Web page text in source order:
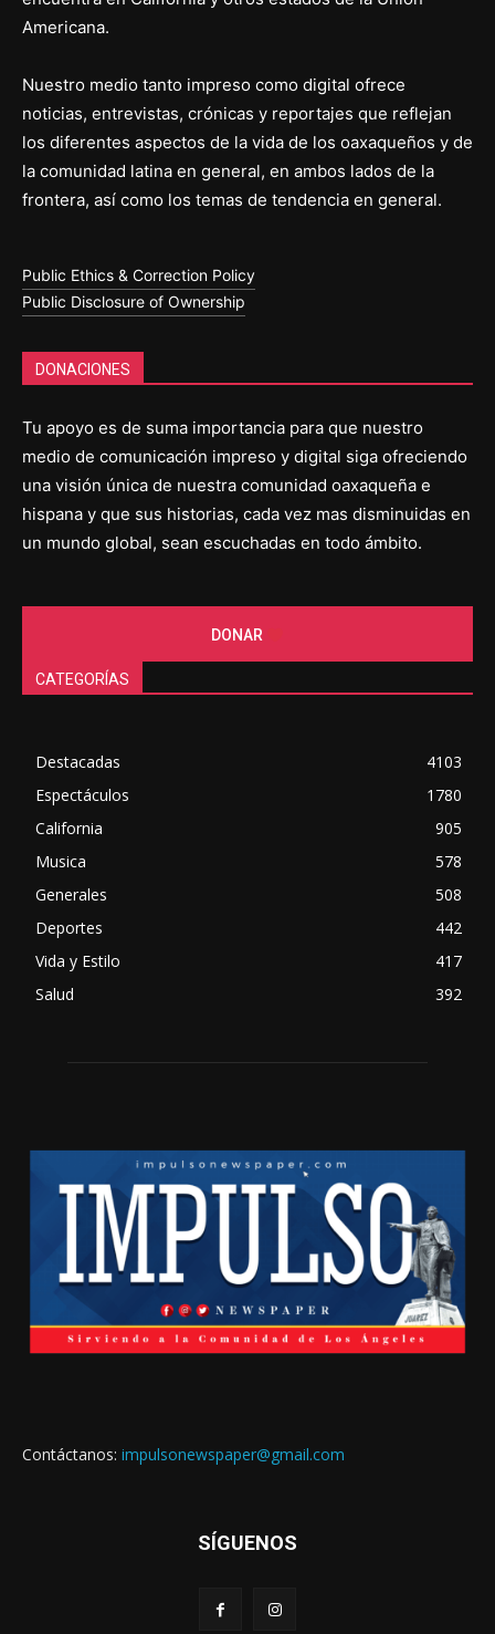
Americana.
Nuestro medio tanto impreso como digital ofrece
noticias, entrevistas, crónicas y reportajes que reflejan
los diferentes aspectos de la vida de los oaxaqueños y de
la comunidad latina en general, en ambos lados de la
frontera, así como los temas de tendencia en general.
Public Ethics & Correction Policy
Public Disclosure of Ownership
DONACIONES
Tu apoyo es de suma importancia para que nuestro
medio de comunicación impreso y digital siga ofreciendo
una visión única de nuestra comunidad oaxaqueña e
hispana y que sus historias, cada vez mas disminuidas en
un mundo global, sean escuchadas en todo ámbito.
DONAR
CATEGORÍAS
Destacadas
4103
Espectáculos
1780
California
905
Musica
578
Generales
508
Deportes
442
Vida y Estilo
417
Salud
392
Contáctanos: impulsonewspaper@gmail.com
SÍGUENOS